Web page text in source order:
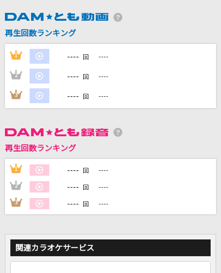
楠木康平
カラオケ最新情報をチェック！
再生回数ランキング
1 ---- 回 ----
2 ---- 回 ----
3 ---- 回 ----
再生回数ランキング
1 ---- 回 ----
2 ---- 回 ----
3 ---- 回 ----
関連カラオケサービス